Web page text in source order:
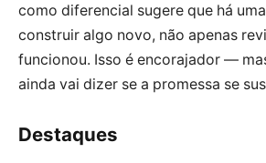
como diferencial sugere que há
construir algo novo, não apenas
funcionou. Isso é encorajador —
ainda vai dizer se a promessa se
Destaques